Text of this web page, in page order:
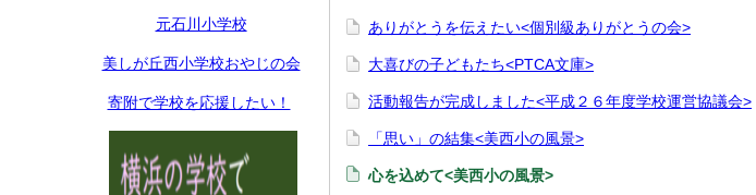
元石川小学校
美しが丘西小学校おやじの会
寄附で学校を応援したい！
ありがとうを伝えたい<個別級ありがとうの会>
大喜びの子どもたち<PTCA文庫>
活動報告が完成しました<平成２６年度学校運営協議会>
「思い」の結集<美西小の風景>
心を込めて<美西小の風景>